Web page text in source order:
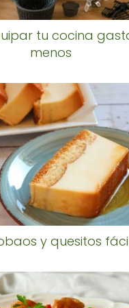
tu cocina
menos
y quesitos